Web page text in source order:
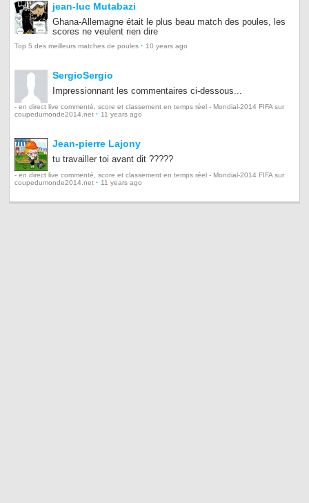
jean-luc Mutabazi
Ghana-Allemagne était le plus beau match des poules, les
scores ne veulent rien dire
Top 5 des meilleurs matches de poules · 10 years ago
SergioSergio
Impressionnant les commentaires ci-dessous...
- en direct live commenté, score et classement en temps réel - Mondial-2014 FIFA sur
coupedumonde2014.net · 11 years ago
Jean-pierre Lajony
tu travailler toi avant dit ?????
- en direct live commenté, score et classement en temps réel - Mondial-2014 FIFA sur
coupedumonde2014.net · 11 years ago